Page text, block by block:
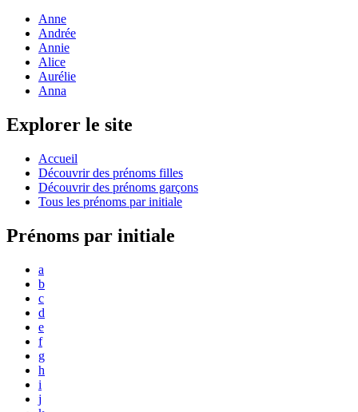
Anne
Andrée
Annie
Alice
Aurélie
Anna
Explorer le site
Accueil
Découvrir des prénoms filles
Découvrir des prénoms garçons
Tous les prénoms par initiale
Prénoms par initiale
a
b
c
d
e
f
g
h
i
j